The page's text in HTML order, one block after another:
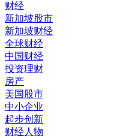
财经
新加坡股市
新加坡财经
全球财经
中国财经
投资理财
房产
美国股市
中小企业
起步创新
财经人物